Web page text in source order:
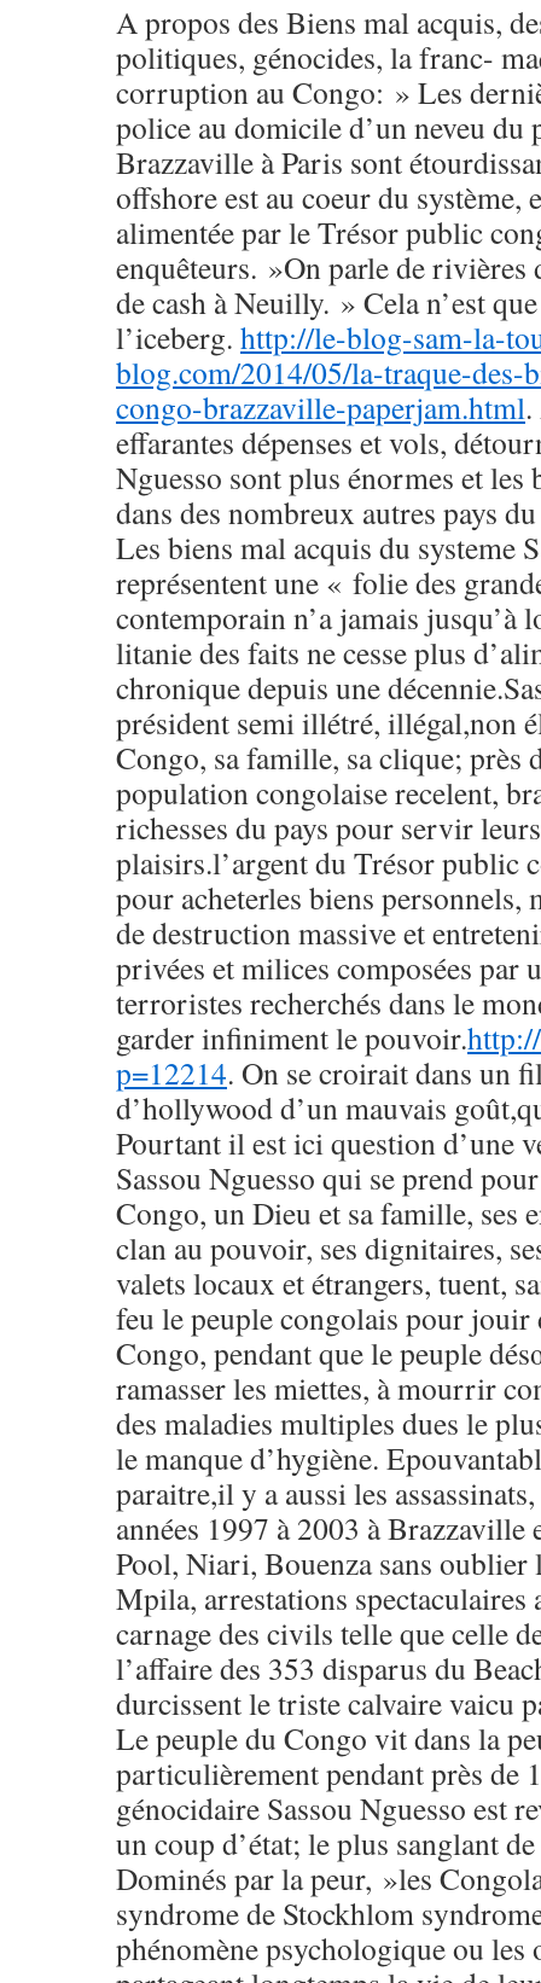
A propos des Biens mal acquis,
politiques, génocides, la franc-
corruption au Congo: » Les
police au domicile d’un neveu du
Brazzaville à Paris sont
offshore est au coeur du système,
alimentée par le Trésor public
enquêteurs. »On parle de rivières
de cash à Neuilly. » Cela n’est
l’iceberg. http://le-blog-sam-la-
blog.com/2014/05/la-traque-des-
congo-brazzaville-paperjam.html
effarantes dépenses et vols,
Nguesso sont plus énormes et les
dans des nombreux autres pays
Les biens mal acquis du systeme
représentent une « folie des
contemporain n’a jamais jusqu’à
litanie des faits ne cesse plus
chronique depuis une
président semi illétré, illégal,non
Congo, sa famille, sa clique; près
population congolaise recelent,
richesses du pays pour servir
plaisirs.l’argent du Trésor public
pour acheterles biens personnels,
de destruction massive et
privées et milices composées par
terroristes recherchés dans le
garder infiniment le pouvoir.
p=12214. On se croirait dans un
d’hollywood d’un mauvais
Pourtant il est ici question d’une
Sassou Nguesso qui se prend
Congo, un Dieu et sa famille, ses
clan au pouvoir, ses dignitaires,
valets locaux et étrangers, tuent,
feu le peuple congolais pour jouir
Congo, pendant que le peuple
ramasser les miettes, à mourrir
des maladies multiples dues le
le manque d’hygiène.
paraitre,il y a aussi les
années 1997 à 2003 à Brazzaville
Pool, Niari, Bouenza sans oublier
Mpila, arrestations spectaculaires
carnage des civils telle que celle
l’affaire des 353 disparus du
durcissent le triste calvaire vaicu
Le peuple du Congo vit dans la
particulièrement pendant près de
génocidaire Sassou Nguesso est
un coup d’état; le plus sanglant
Dominés par la peur, »les
syndrome de Stockhlom
phénomène psychologique ou les